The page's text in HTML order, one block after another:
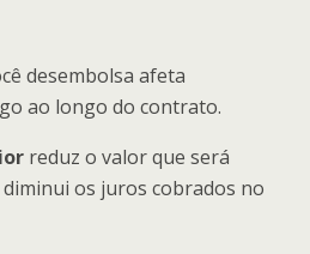
desembolsa afeta
ao longo do contrato.
reduz o valor que será
os juros cobrados no